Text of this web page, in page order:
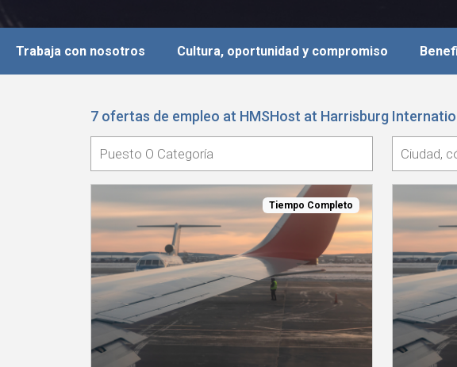
Trabaja con nosotros Cultura, oportunidad y compromiso
7 ofertas de empleo at HMSHost at Harrisburg
Tiempo Completo